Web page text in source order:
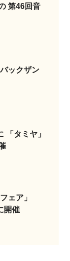
第46回音
ックザン
「タミヤ」
ェア」
開催